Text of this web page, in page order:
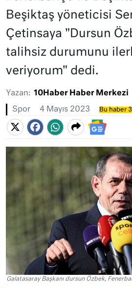
Beşiktaş yöneticisi
Çetinsaya "Dursun
talihsiz durumunu
veriyorum" dedi.
Yazan: 10Haber Haber Merkezi
Spor 4 Mayıs 2023 Bu haber
Galatasaray Başkanı dursun Özbek,